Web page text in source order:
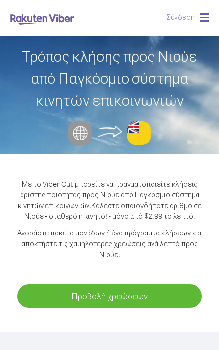
Σύνδεση
Τρόπος κλήσης προς Νιούε
από Παγκόσμιο σύστημα
κινητών επικοινωνιών
Με το Viber Out μπορείτε να πραγματοποιείτε κλήσεις
άριστης ποιότητας προς Νιούε από Παγκόσμιο σύστημα
κινητών επικοινωνιών.Καλέστε οποιονδήποτε αριθμό σε
Νιούε - σταθερό ή κινητό! - μόνο από $2.99 το λεπτό.
Αγοράστε πακέτα μονάδων ή ένα πρόγραμμα κλήσεων και
αποκτήστε τις χαμηλότερες χρεώσεις ανά λεπτό προς
Νιούε.
Προβολή χρεώσεων